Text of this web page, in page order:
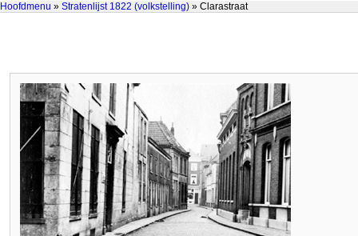
Hoofdmenu » Stratenlijst 1822 (volkstelling) » Clarastraat